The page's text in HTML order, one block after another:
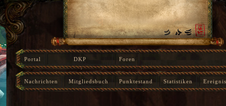
Portal
DKP
‹
Gegenstand-Historie
Foren
Nachrichten Mitgliedsbuch Punktestand Statistiken